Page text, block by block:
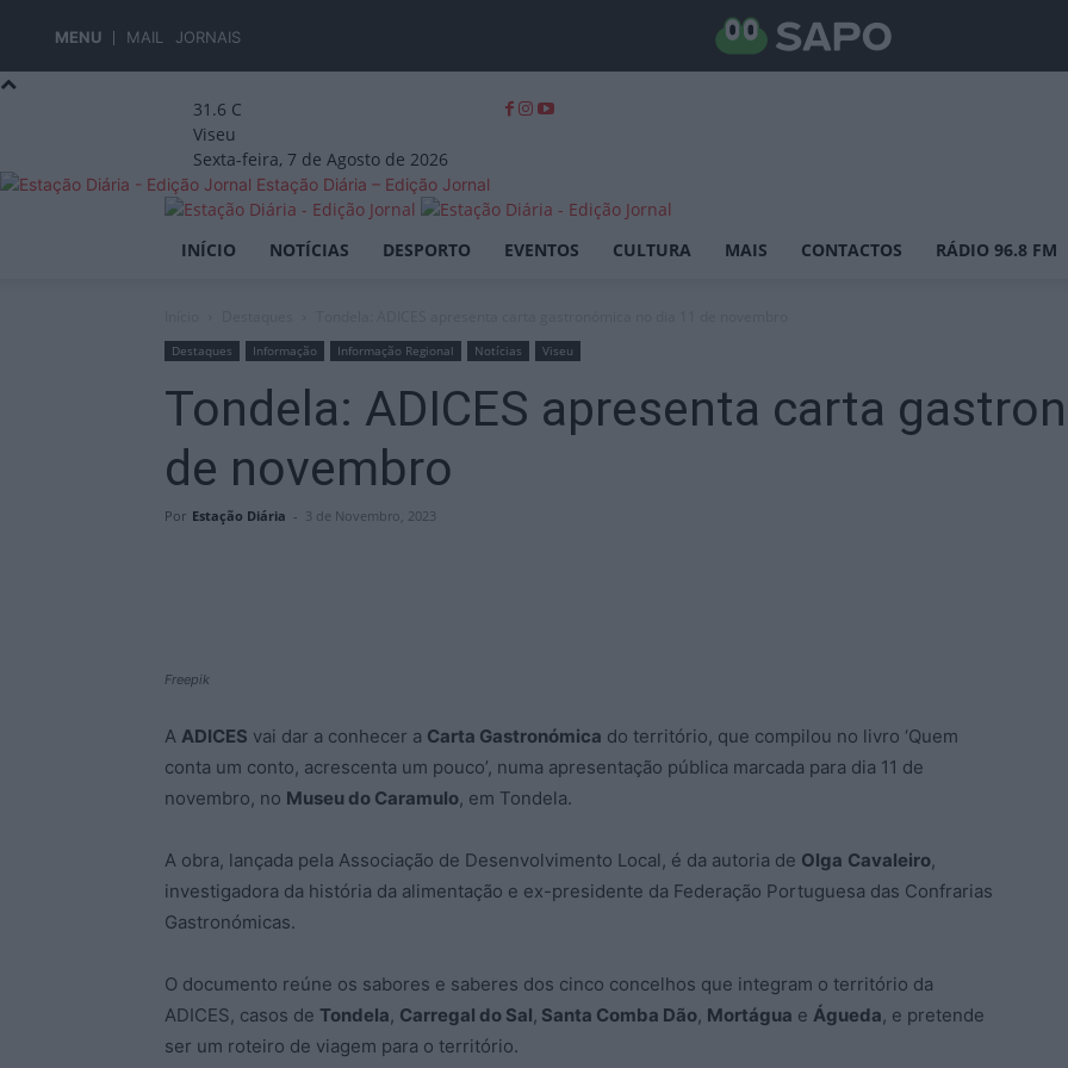
MENU MAIL JORNAIS
31.6 C
Viseu
Sexta-feira, 7 de Agosto de 2026
Estação Diária – Edição Jornal
INÍCIO NOTÍCIAS DESPORTO EVENTOS CULTURA MAIS CONTACTOS RÁDIO 96.8 FM
Destaques Informação Informação Regional Notícias Viseu
Tondela: ADICES apresenta carta
de novembro
Por Estação Diária - 3 de Novembro, 2023
Freepik
A ADICES vai dar a conhecer a Carta Gastronómica do território, que compilou no livro ‘Quem
conta um conto, acrescenta um pouco’, numa apresentação pública marcada para dia 11 de
novembro, no Museu do Caramulo, em Tondela.
A obra, lançada pela Associação de Desenvolvimento Local, é da autoria de Olga Cavaleiro,
investigadora da história da alimentação e ex-presidente da Federação Portuguesa das Confrarias
Gastronómicas.
O documento reúne os sabores e saberes dos cinco concelhos que integram o território da
ADICES, casos de Tondela, Carregal do Sal, Santa Comba Dão, Mortágua e Águeda, e pretende
ser um roteiro de viagem para o território.